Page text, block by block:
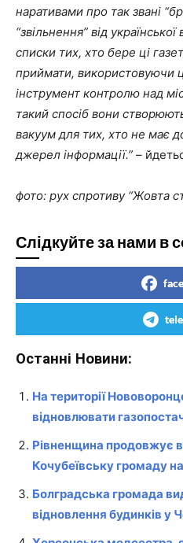
наративами про так звані
“звільнення” від
списки тих, хто бере ці
приймати, використовуючи
інструмент контролю над
такий спосіб вони
вакуум для тих, хто не має
джерел інформації.” –
фото: рух спротиву “Жовта
Слідкуйте за нами в
Останні Новини:
На території
відновлювати
Рівненщина продовжує
Кочубеївську громаду
Болградська громада
відновлення будинків у